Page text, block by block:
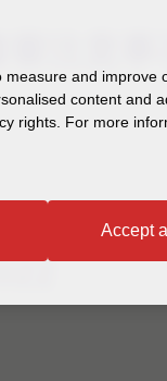
注意事
and improve
content and
rights. For more
Accept